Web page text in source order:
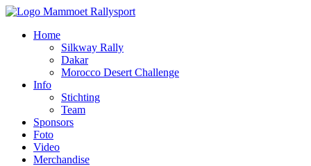
Home
Silkway Rally
Dakar
Morocco Desert Challenge
Info
Stichting
Team
Sponsors
Foto
Video
Merchandise